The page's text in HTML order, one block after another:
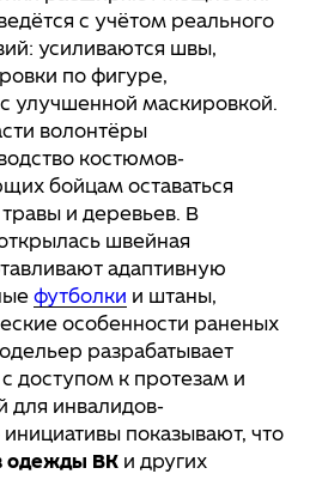
с учётом реального
усиливаются швы,
по фигуре,
улучшенной маскировкой.
волонтёры
костюмов-
бойцам оставаться
и деревьев. В
швейная
адаптивную
футболки и штаны,
особенности раненых
разрабатывает
доступом к протезам и
для инвалидов-
показывают, что
одежды ВК и других
(макет,